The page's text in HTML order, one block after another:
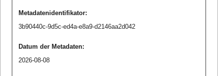
Metadatenidentifikator:
3b90440c-9d5c-ed4a-e8a9-d2146aa2d042
Datum der Metadaten:
2026-08-08